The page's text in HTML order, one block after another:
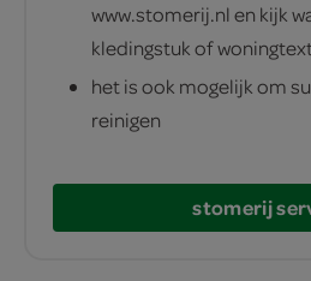
www.stomerij.nl en kijk
kledingstuk of
het is ook mogelijk om
reinigen
stomerij